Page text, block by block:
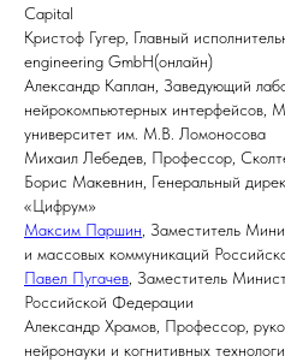
Capital
Кристоф Гугер, Главный
engineering GmbH(онлайн)
Александр Каплан, Заведующий
нейрокомпьютерных интерфейсов,
университет им. М.В. Ломоносова
Михаил Лебедев, Профессор,
Борис Макевнин, Генеральный
«Цифрум»
Максим Паршин , Заместитель
и массовых коммуникаций
Павел Пугачев , Заместитель
Российской Федерации
Александр Храмов, Профессор,
нейронауки и когнитивных